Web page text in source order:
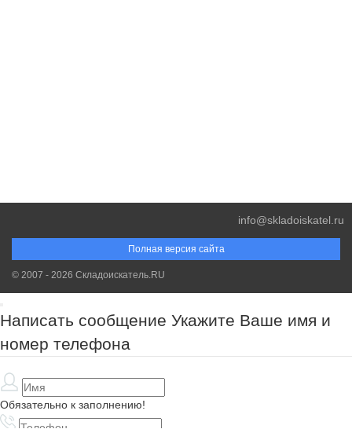
Полная версия сайта
info@skladoiskatel.ru
© 2007 - 2026 Складоискатель.RU
Написать сообщение Укажите Ваше имя и
номер телефона
Обязательно к заполнению!